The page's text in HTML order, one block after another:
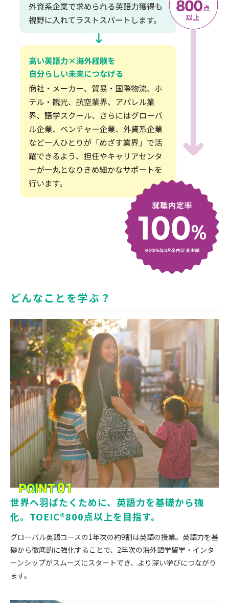
どんなことを学ぶ？
POINT01
世界へ羽ばたくために、英語力を基礎から強
化。TOEIC®800点以上を目指す。
グローバル英語コースの1年次の約9割は英語の授業。英語力を基
礎から徹底的に強化することで、2年次の海外語学留学・インタ
ーンシップがスムーズにスタートでき、より深い学びにつながり
ます。